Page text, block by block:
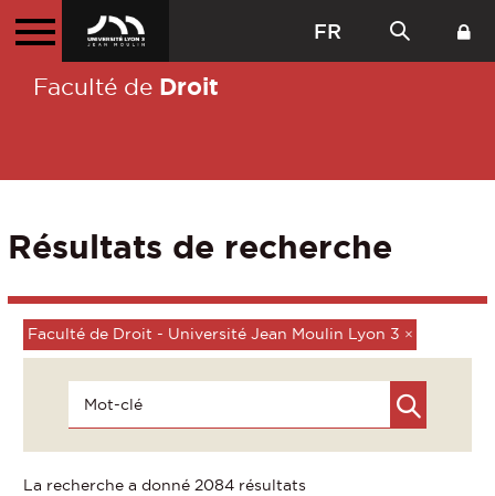
FR
Faculté de Droit
Résultats de recherche
Faculté de Droit - Université Jean Moulin Lyon 3 ×
La recherche a donné 2084 résultats